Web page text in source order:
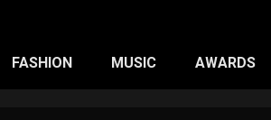
FASHION MUSIC AWARDS